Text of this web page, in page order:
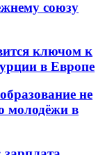
союзу
ключом к
в Европе
не
молодёжи в